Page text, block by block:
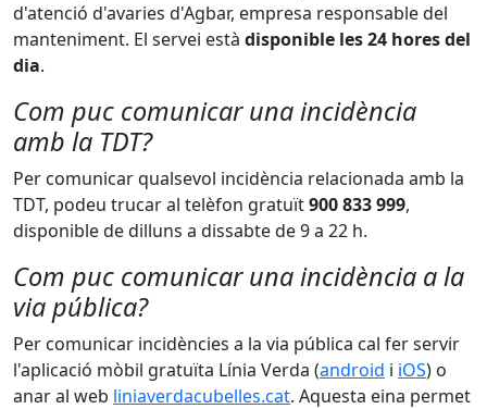
d'atenció d'avaries d'Agbar, empresa responsable del
manteniment. El servei està disponible les 24 hores del
dia.
Com puc comunicar una incidència
amb la TDT?
Per comunicar qualsevol incidència relacionada amb la
TDT, podeu trucar al telèfon gratuït900 833 999,
disponible de dilluns a dissabte de 9 a 22 h.
Com puc comunicar una incidència a la
via pública?
Per comunicar incidències a la via pública cal fer servir
l'aplicació mòbil gratuïta Línia Verda (android i iOS) o
anar al web liniaverdacubelles.cat. Aquesta eina permet